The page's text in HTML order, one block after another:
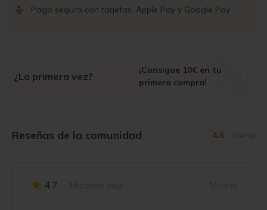
Pago seguro con tarjetas, Apple Pay y Google Pay
¿La primera vez?
¡Consigue 10€ en tu
primera compra!
Reseñas de la comunidad 4.6 Vivino
4.7